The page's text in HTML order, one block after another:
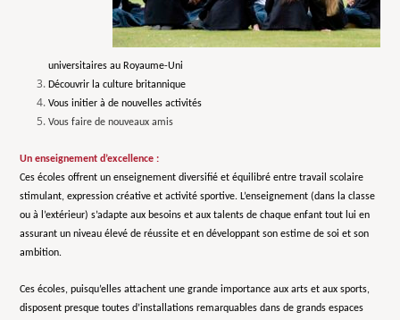
universitaires au Royaume-Uni
Découvrir la culture britannique
Vous initier à de nouvelles activités
Vous faire de nouveaux amis
Un enseignement d’excellence :
Ces écoles offrent un enseignement diversifié et équilibré entre travail scolaire
stimulant, expression créative et activité sportive. L’enseignement (dans la classe
ou à l’extérieur) s’adapte aux besoins et aux talents de chaque enfant tout lui en
assurant un niveau élevé de réussite et en développant son estime de soi et son
ambition.
Ces écoles, puisqu’elles attachent une grande importance aux arts et aux sports,
disposent presque toutes d’installations remarquables dans de grands espaces